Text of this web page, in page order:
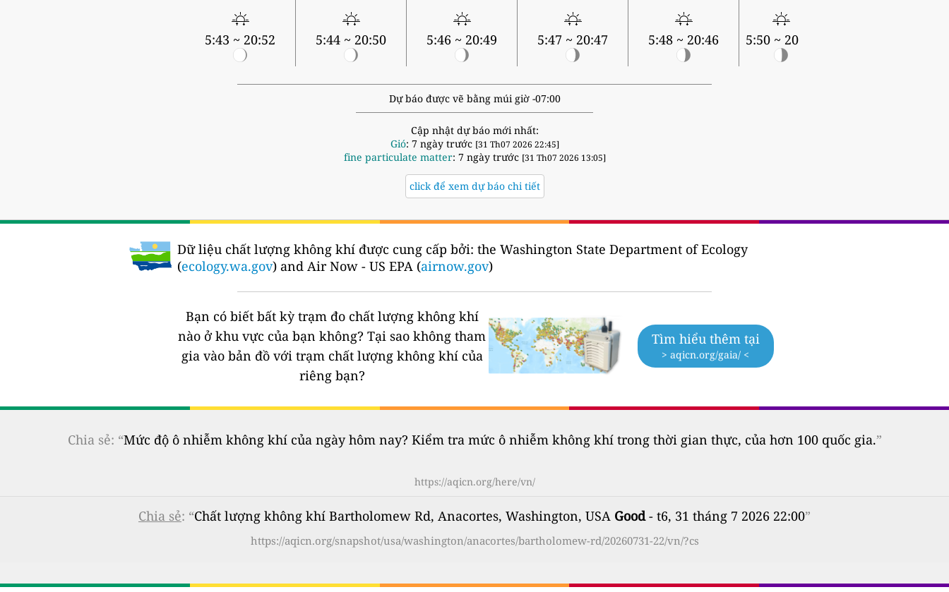
5:43 ~ 20:52 5:44 ~ 20:50 5:46 ~ 20:49 5:47 ~ 20:47 5:48 ~ 20:46 5:50 ~ 20:45
Dự báo được vẽ bằng múi giờ -07:00
Cập nhật dự báo mới nhất:
Gió: 7 ngày trước [31 Th07 2026 22:45]
fine particulate matter: 7 ngày trước [31 Th07 2026 13:05]
click để xem dự báo chi tiết
Dữ liệu chất lượng không khí được cung cấp bởi: the Washington State Department of Ecology
(ecology.wa.gov) and Air Now - US EPA (airnow.gov)
Bạn có biết bất kỳ trạm đo chất lượng không khí
nào ở khu vực của bạn không? Tại sao không tham
gia vào bản đồ với trạm chất lượng không khí của
riêng bạn?
Tìm hiểu thêm tại
> aqicn.org/gaia/ <
Chia sẻ: “Mức độ ô nhiễm không khí của ngày hôm nay? Kiểm tra mức ô nhiễm không khí trong thời gian thực, của hơn 100 quốc gia.”
https://aqicn.org/here/vn/
Chia sẻ: “Chất lượng không khí Bartholomew Rd, Anacortes, Washington, USA Good- t6, 31 tháng 7 2026 22:00”
https://aqicn.org/snapshot/usa/washington/anacortes/bartholomew-rd/20260731-22/vn/?cs